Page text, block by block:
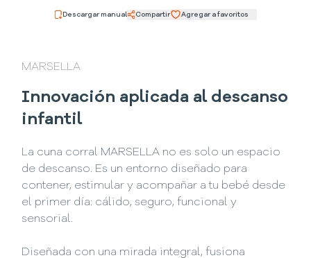
Descargar manual Compartir Agregar a favoritos
MARSELLA
Innovación aplicada al descanso
infantil
La cuna corral MARSELLA no es solo un espacio
de descanso. Es un entorno diseñado para
contener, estimular y acompañar a tu bebé desde
el primer día: cálido, seguro, funcional y
sensorial.
Diseñada con una mirada integral, fusiona